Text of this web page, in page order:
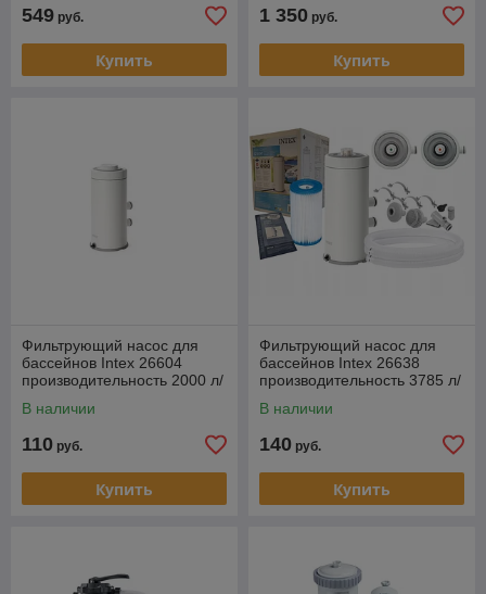
549 руб.
Купить
1 350 руб.
Купить
Фильтрующий насос для
бассейнов Intex 26604
производительность 2000 л/
В наличии
110 руб.
Купить
Фильтрующий насос для
бассейнов Intex 26638
производительность 3785 л/
В наличии
140 руб.
Купить